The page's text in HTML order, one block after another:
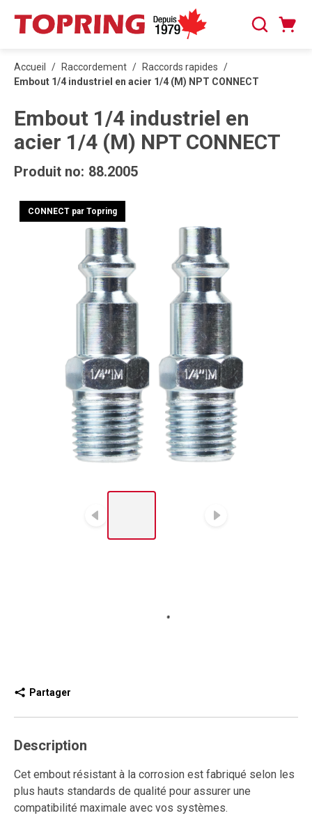
PASSER AU CONTENU PRINCIPAL
Recherche
Accueil / Raccordement / Raccords rapides /
Embout 1/4 industriel en acier 1/4 (M) NPT CONNECT
Embout 1/4 industriel en
acier 1/4 (M) NPT CONNECT
Produit no: 88.2005
CONNECT par Topring
Diapositive
Partager
Description
Cet embout résistant à la corrosion est fabriqué selon les
plus hauts standards de qualité pour assurer une
compatibilité maximale avec vos systèmes.